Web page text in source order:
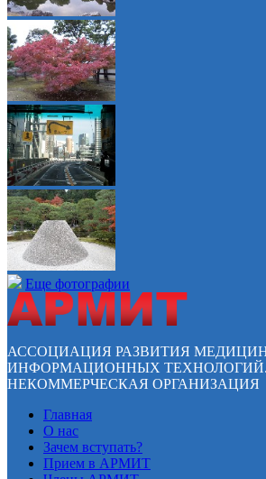
Еще фотографии
АССОЦИАЦИЯ РАЗВИТИЯ
ИНФОРМАЦИОННЫХ ТЕХНОЛОГИЙ.
НЕКОММЕРЧЕСКАЯ ОРГАНИЗАЦИЯ
Главная
О нас
Зачем вступать?
Прием в АРМИТ